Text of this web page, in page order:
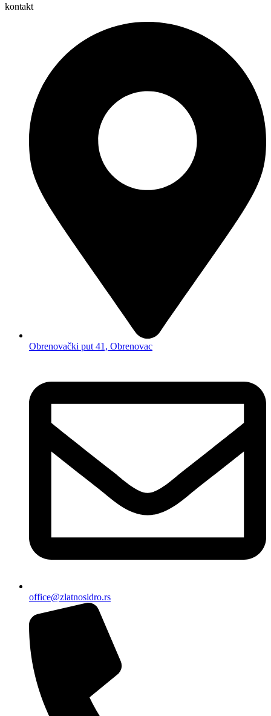
kontakt
Obrenovački put 41, Obrenovac
office@zlatnosidro.rs